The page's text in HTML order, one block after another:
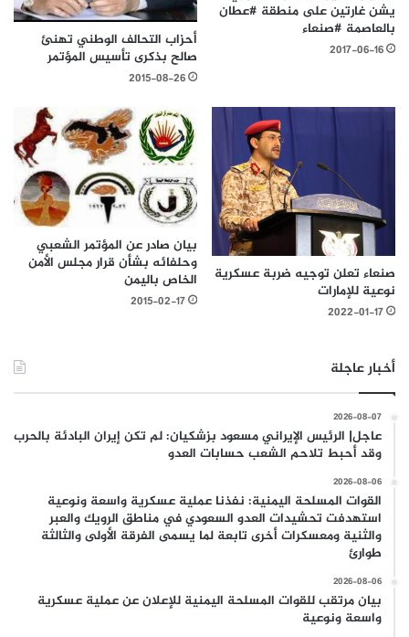
يشن غارتين على منطقة #عطان
بالعاصمة #صنعاء
2017-06-16
أحزاب التحالف الوطني تهنئ
صالح بذكرى تأسيس المؤتمر
2015-08-26
صنعاء تعلن توجيه ضربة عسكرية
نوعية للإمارات
2022-01-17
بيان صادر عن المؤتمر الشعبي
وحلفائه بشأن قرار مجلس الأمن
الخاص باليمن
2015-02-17
أخبار عاجلة
2026-08-07
عاجل| الرئيس الإيراني مسعود بزشكيان: لم تكن إيران البادئة بالحرب
وقد أحبط تلاحم الشعب حسابات العدو
2026-08-06
القوات المسلحة اليمنية: نفذنا عملية عسكرية واسعة ونوعية
استهدفت تحشيدات العدو السعودي في مناطق الرويك والعبر
والثنية ومعسكرات أخرى تابعة لما يسمى الفرقة الأولى والثالثة
طوارئ
2026-08-06
بيان مرتقب للقوات المسلحة اليمنية للإعلان عن عملية عسكرية
واسعة ونوعية